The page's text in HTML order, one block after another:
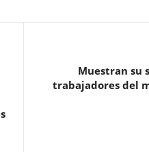
Muestran su
trabajadores del